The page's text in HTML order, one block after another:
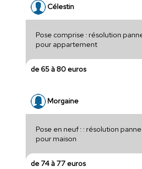
Célestin
Pose comprise : résolution
pour appartement
de 65 à 80 euros
Morgaine
Pose en neuf : : résolution
pour maison
de 74 à 77 euros